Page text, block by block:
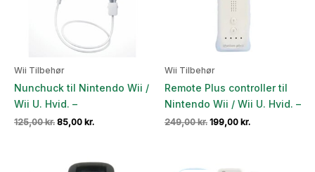
Wii Tilbehør
Nunchuck til Nintendo Wii /
Wii U. Hvid. –
125,00kr. Den
125,00 kr..
85,00 kr.Den
85,00 kr..
Wii Tilbehør
Remote Plus controller til
Nintendo Wii / Wii U. Hvid. –
249,00kr. Den
249,00 kr..
199,00 kr.Den